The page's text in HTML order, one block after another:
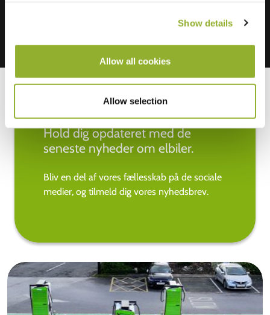
Show details
Allow all cookies
Allow selection
Hold dig opdateret med de
seneste nyheder om elbiler.
Bliv en del af vores fællesskab på de sociale
medier, og tilmeld dig vores nyhedsbrev.